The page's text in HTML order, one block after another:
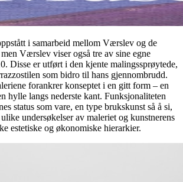
i samarbeid mellom Værslev og de
Værslev viser også tre av sine egne
Disse er utført i den kjente malingssprøytede,
som bidro til hans gjennombrudd.
forankrer konseptet i en gitt form – en
hylle langs nederste kant. Funksjonaliteten
status som vare, en type brukskunst så å si,
undersøkelser av maleriet og kunstnerens
estetiske og økonomiske hierarkier.